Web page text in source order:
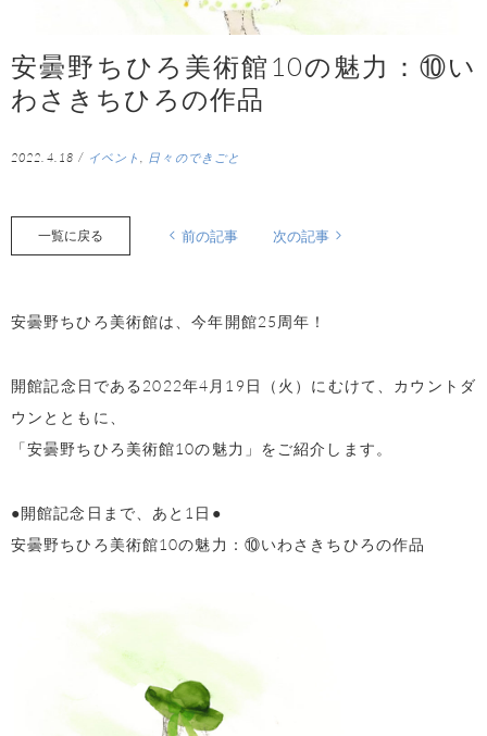
安曇野ちひろ美術館10の魅力：⑩い
わさきちひろの作品
2022.4.18 / イベント, 日々のできごと
一覧に戻る 前の記事 次の記事
安曇野ちひろ美術館は、今年開館25周年！
開館記念日である2022年4月19日（火）にむけて、カウントダ
ウンとともに、
「安曇野ちひろ美術館10の魅力」をご紹介します。
●開館記念日まで、あと1日●
安曇野ちひろ美術館10の魅力：⑩いわさきちひろの作品